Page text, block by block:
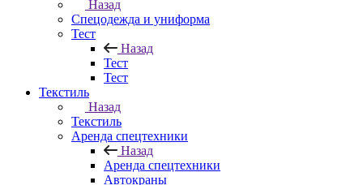
Назад
Спецодежда и униформа
Тест
Назад
Тест
Тест
Текстиль
Назад
Текстиль
Аренда спецтехники
Назад
Аренда спецтехники
Автокраны